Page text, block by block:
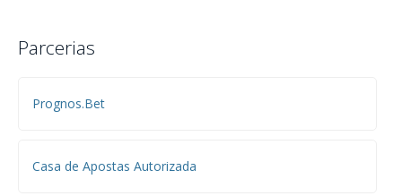
Parcerias
Prognos.Bet
Casa de Apostas Autorizada